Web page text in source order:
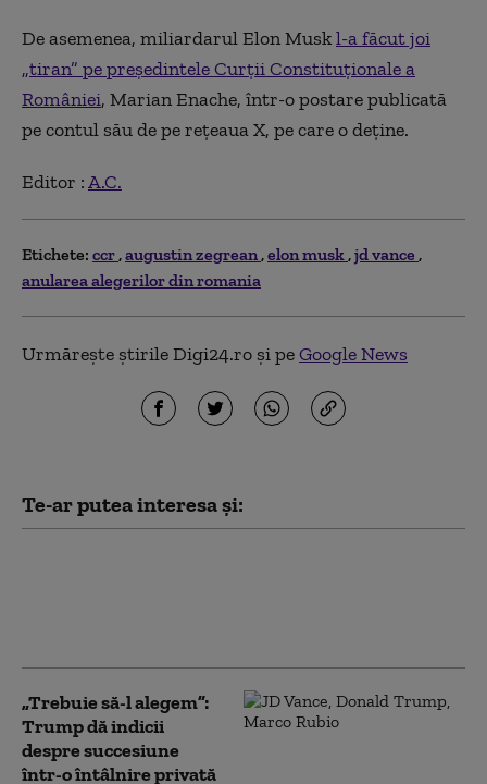
De asemenea, miliardarul Elon Muskl-a făcut joi
„tiran” pe președintele Curții Constituționale a
României, Marian Enache, într-o postare publicată
pe contul său de pe rețeaua X, pe care o deține.
Editor :A.C.
Etichete: ccr augustin zegrean elon musk jd vance
anularea alegerilor din romania
Urmărește știrile Digi24.ro și peGoogle News
Te-ar putea interesa și:
„Trebuie să-l alegem”:
Trump dă indicii
despre succesiune
într-o întâlnire privată